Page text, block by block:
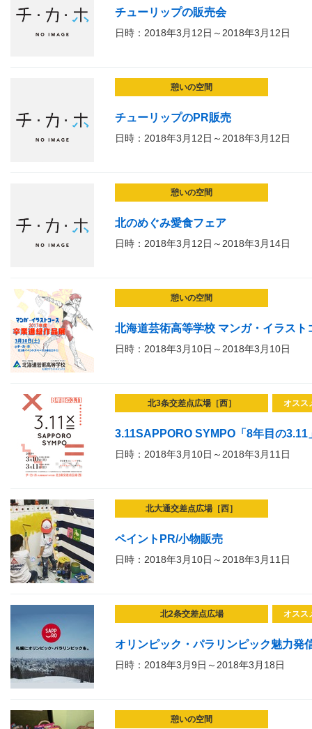
チューリップの販売会
日時：2018年3月12日～2018年3月12日
憩いの空間
チューリップのPR販売
日時：2018年3月12日～2018年3月12日
憩いの空間
北のめぐみ愛食フェア
日時：2018年3月12日～2018年3月14日
憩いの空間
北海道芸術高等学校 マンガ・イラスト
日時：2018年3月10日～2018年3月10日
北3条交差点広場［西］ オスス
3.11SAPPORO SYMPO「8年目の3.11
日時：2018年3月10日～2018年3月11日
北大通交差点広場［西］
ペイントPR/小物販売
日時：2018年3月10日～2018年3月11日
北2条交差点広場 オスス
オリンピック・パラリンピック魅力
日時：2018年3月9日～2018年3月18日
憩いの空間